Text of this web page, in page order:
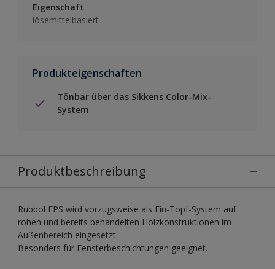
Eigenschaft
lösemittelbasiert
Produkteigenschaften
Tönbar über das Sikkens Color-Mix-
System
Produktbeschreibung
Rubbol EPS wird vorzugsweise als Ein-Topf-System auf
rohen und bereits behandelten Holzkonstruktionen im
Außenbereich eingesetzt.
Besonders für Fensterbeschichtungen geeignet.